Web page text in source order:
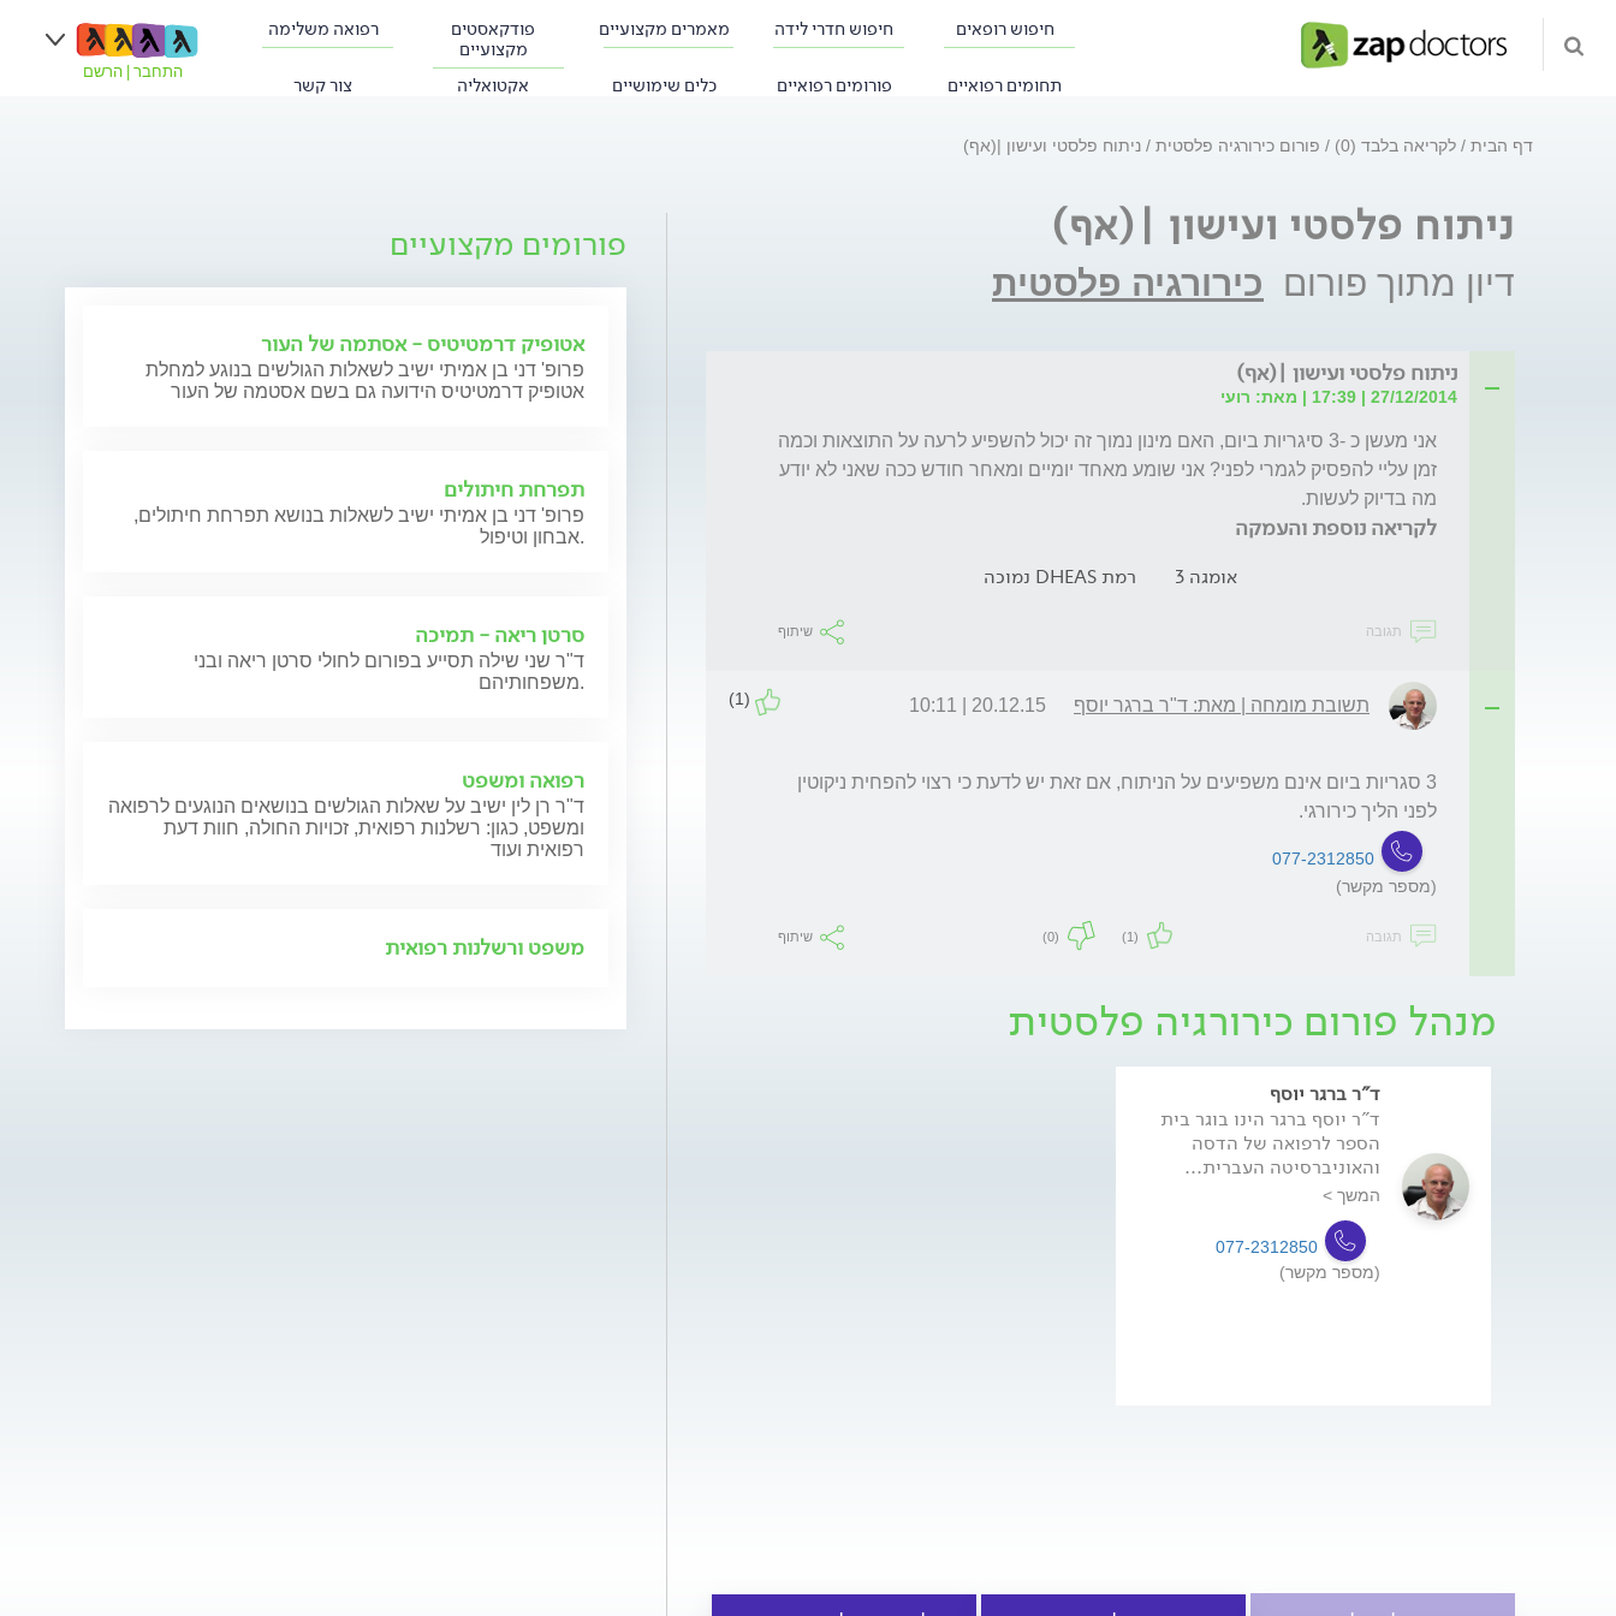
חיפוש רופאים חיפוש חדרי לידה מאמרים מקצועיים
פודקאסטים
מקצועיים
רפואה משלימה
תחומים רפואיים פורומים רפואיים כלים שימושיים אקטואליה צור קשר
התחבר הרשם
דף הבית לקריאה בלבד (0) פורום כירורגיה פלסטית ניתוח פלסטי ועישון |(אף)
ניתוח פלסטי ועישון |(אף)
דיון מתוך פורום כירורגיה פלסטית
ניתוח פלסטי ועישון |(אף)
27/12/2014 | 17:39 | מאת: רועי
מה בדיוק לעשות.
לקריאה נוספת והעמקה
אומגה 3 רמת DHEAS נמוכה
תגובה שיתוף
תשובת מומחה | מאת: ד"ר ברגר יוסף 20.12.15 | 10:11
(1)
לפני הליך כירורגי.
077-2312850
(מספר מקשר)
תגובה (1)
(0) שיתוף
מנהל פורום כירורגיה פלסטית
ד"ר ברגר יוסף
ד"ר יוסף ברגר הינו בוגר בית
הספר לרפואה של הדסה
והאוניברסיטה העברית...
המשך >
077-2312850
(מספר מקשר)
פורומים מקצועיים
אטופיק דרמטיטיס - אסתמה של העור
פרופ' דני בן אמיתי ישיב לשאלות הגולשים בנוגע למחלת
אטופיק דרמטיטיס הידועה גם בשם אסטמה של העור
תפרחת חיתולים
פרופ' דני בן אמיתי ישיב לשאלות בנושא תפרחת חיתולים,
אבחון וטיפול.
סרטן ריאה - תמיכה
ד"ר שני שילה תסייע בפורום לחולי סרטן ריאה ובני
משפחותיהם.
רפואה ומשפט
ד"ר רן לין ישיב על שאלות הגולשים בנושאים הנוגעים לרפואה
ומשפט, כגון: רשלנות רפואית, זכויות החולה, חוות דעת
רפואית ועוד
משפט ורשלנות רפואית